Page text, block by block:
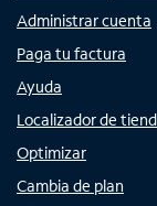
Administrar cuenta
Paga tu factura
Ayuda
Localizador de
Optimizar
Cambia de plan